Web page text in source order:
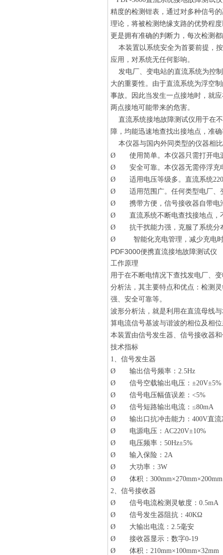
精度的检测钳表，通过对多种信号
理论，将被检测绝缘支路的优势程
更是拥有准确的判断力，每次检测
本装置以系统安全为首要前提，
应用，对系统无任何影响。
发电厂、变电站的直流系统为控
大的重要性。由于直流系统为浮空
事故。因此当发生一点接地时，就
两点接地可能带来的危害。
直流系统接地故障测试仪用于在
障，均能迅速地查找出接地点，准
本仪器与国内外同类型的仪器相
Ø 使用简单。本仪器只需打开电
Ø 安全可靠。本仪器无需停浮充
Ø 适用电压等级多。直流系统
Ø 适用范围广。任何类型电厂、
Ø 携带方便，信号接收器自带电池
Ø 直流系统不断电查找接地点，
Ø 抗干扰能力强，克服了系统分
Ø 智能化充电管理，减少充电时
PDF3000便携直流接地故障测试仪
工作原理
用于在不断电情况下查找发电厂、
分析法，其主要特点和优点：检测
强、安全可靠等。
波形分析法，就是利用在直流母线
算电流信号基波与谐波的相位及相
本装置由信号发生器、信号接收器
技术指标
1、信号发生器
Ø 输出信号频率：2.5Hz
Ø 信号空载输出电压：±20V±5%
Ø 信号电压幅值误差：<5%
Ø 信号短路输出电流：≤80mA
Ø 输出口抗冲击能力：400V直流
Ø 电源电压：AC220V±10%
Ø 电压频率：50Hz±5%
Ø 输入保险：2A
Ø 大功率：3W
Ø 体积：300mm×270mm×200mm
2、信号接收器
Ø 信号电流检测灵敏度：0.5mA
Ø 信号发生器阻抗：40KΩ
Ø 大输出电流：2.5毫安
Ø 接收器显示：数字0-19
Ø 体积：210mm×100mm×32mm